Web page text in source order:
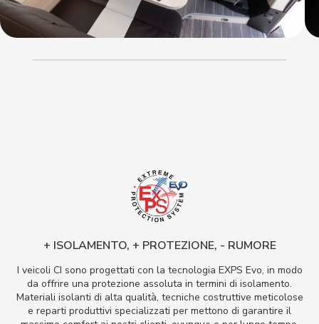
+ ISOLAMENTO, + PROTEZIONE, - RUMORE
I veicoli CI sono progettati con la tecnologia EXPS Evo, in modo
da offrire una protezione assoluta in termini di isolamento.
Materiali isolanti di alta qualità, tecniche costruttive meticolose
e reparti produttivi specializzati per mettono di garantire il